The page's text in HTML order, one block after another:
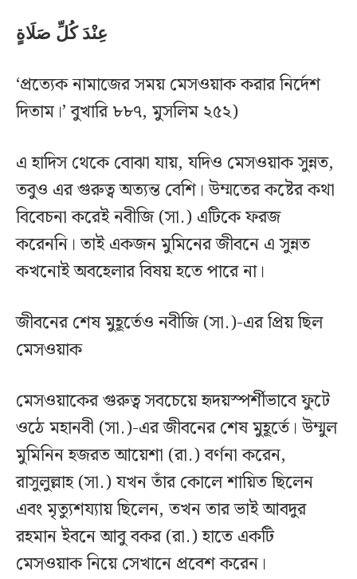
عِنْدَ كُلِّ صَلَاةٍ
‘প্রত্যেক নামাজের সময় মেসওয়াক করার নির্দেশ
দিতাম।’ বুখারি ৮৮৭, মুসলিম ২৫২)
এ হাদিস থেকে বোঝা যায়, যদিও মেসওয়াক সুন্নত,
তবুও এর গুরুত্ব অত্যন্ত বেশি। উম্মতের কষ্টের কথা
বিবেচনা করেই নবীজি (সা.) এটিকে ফরজ
করেননি। তাই একজন মুমিনের জীবনে এ সুন্নত
কখনোই অবহেলার বিষয় হতে পারে না।
জীবনের শেষ মুহূর্তেও নবীজি (সা.)-এর প্রিয় ছিল
মেসওয়াক
মেসওয়াকের গুরুত্ব সবচেয়ে হৃদয়স্পর্শীভাবে ফুটে
ওঠে মহানবী (সা.)-এর জীবনের শেষ মুহূর্তে। উম্মুল
মুমিনিন হজরত আয়েশা (রা.) বর্ণনা করেন,
রাসুলুল্লাহ (সা.) যখন তাঁর কোলে শায়িত ছিলেন
এবং মৃত্যুশয্যায় ছিলেন, তখন তার ভাই আবদুর
রহমান ইবনে আবু বকর (রা.) হাতে একটি
মেসওয়াক নিয়ে সেখানে প্রবেশ করেন।